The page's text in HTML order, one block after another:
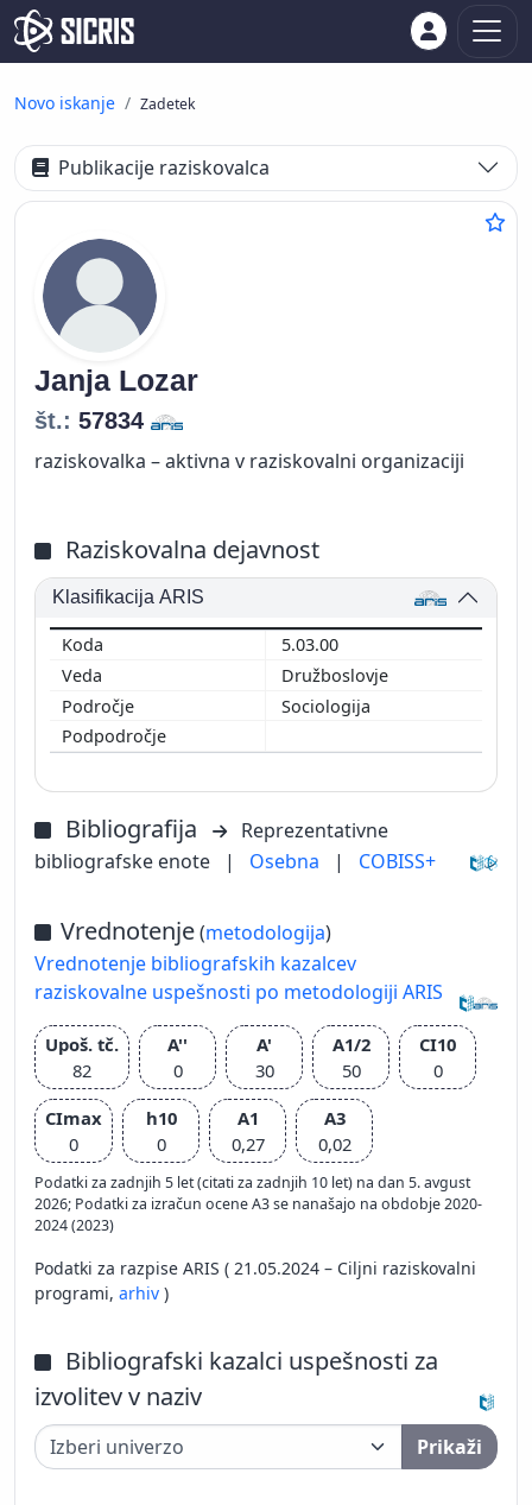
Novo iskanje Zadetek
Publikacije raziskovalca
Janja Lozar
št.: 57834
raziskovalka – aktivna v raziskovalni organizaciji
Raziskovalna dejavnost
Klasifikacija ARIS
5.03.00
Družboslovje
Sociologija
Bibliografija
Reprezentativne
bibliografske enote
| Osebna | COBISS+
Vrednotenje(metodologija)
Vrednotenje bibliografskih kazalcev
raziskovalne uspešnosti po metodologiji ARIS
Upoš. tč.
82
A''
0
A'
30
A1/2
50
CI10
0
CImax
0
h10
0
A1
0,27
A3
0,02
Podatki za zadnjih 5 let (citati za zadnjih 10 let) na dan 5. avgust
2026; Podatki za izračun ocene A3 se nanašajo na obdobje 2020-
2024 (2023)
Podatki za razpise ARIS ( 21.05.2024 – Ciljni raziskovalni
programi, arhiv )
Bibliografski kazalci uspešnosti za
izvolitev v naziv
Prikaži